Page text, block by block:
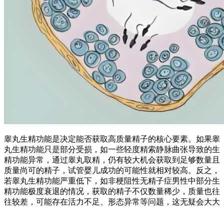
睾丸生精功能是决定能否获取高质量精子的核心要素。如果睾
丸生精功能只是部分受损，如一些轻度精索静脉曲张导致的生
精功能异常，通过睾丸取精，仍有较大机会获取到足够数量且
质量尚可的精子，试管婴儿成功的可能性就相对较高。反之，
若睾丸生精功能严重低下，如非梗阻性无精子症男性中部分生
精功能极度衰退的情况，获取的精子不仅数量稀少，质量也往
往较差，可能存在活力不足、形态异常等问题，这无疑会大大